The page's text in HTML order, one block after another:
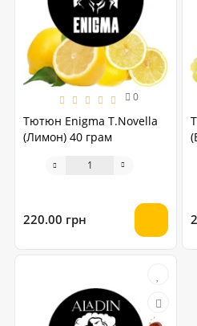
0
Тютюн Enigma T.Novella
(Лимон) 40 грам
220.00 грн